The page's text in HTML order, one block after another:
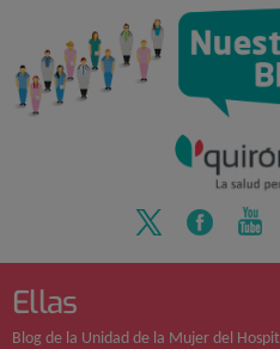
Ellas
Blog de la Unidad de la Mujer del